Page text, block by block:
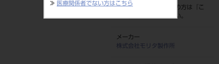
≫ 医療関係者でない方はこちら
ネット会員登録がまだの方は『
こ
ちら』より登録ください。
メーカー
株式会社モリタ製作所